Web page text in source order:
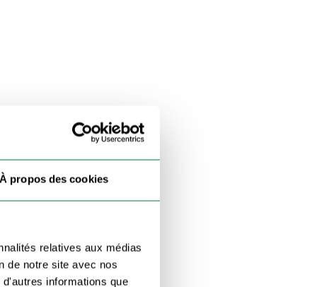
À propos des cookies
relatives aux médias
de notre site avec nos
informations que